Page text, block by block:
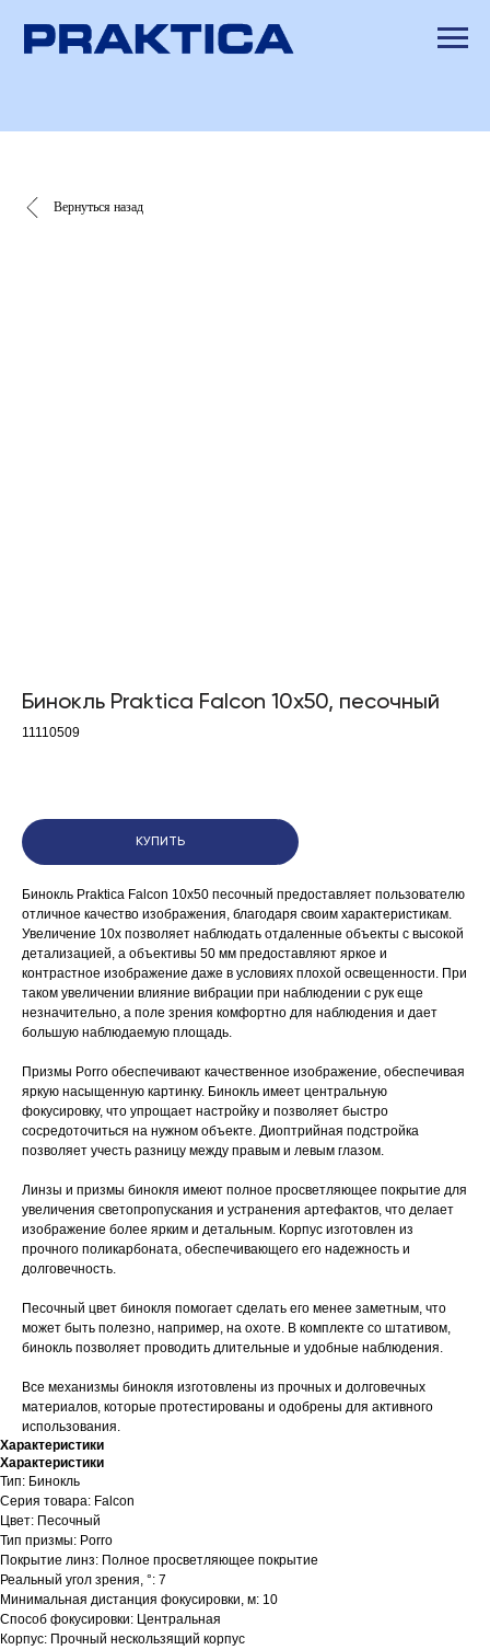
Вернуться назад
Бинокль Praktica Falcon 10x50, песочный
11110509
КУПИТЬ
Бинокль Praktica Falcon 10x50 песочный предоставляет пользователю
отличное качество изображения, благодаря своим характеристикам.
Увеличение 10х позволяет наблюдать отдаленные объекты с высокой
детализацией, а объективы 50 мм предоставляют яркое и
контрастное изображение даже в условиях плохой освещенности. При
таком увеличении влияние вибрации при наблюдении с рук еще
незначительно, а поле зрения комфортно для наблюдения и дает
большую наблюдаемую площадь.
Призмы Porro обеспечивают качественное изображение, обеспечивая
яркую насыщенную картинку. Бинокль имеет центральную
фокусировку, что упрощает настройку и позволяет быстро
сосредоточиться на нужном объекте. Диоптрийная подстройка
позволяет учесть разницу между правым и левым глазом.
Линзы и призмы бинокля имеют полное просветляющее покрытие для
увеличения светопропускания и устранения артефактов, что делает
изображение более ярким и детальным. Корпус изготовлен из
прочного поликарбоната, обеспечивающего его надежность и
долговечность.
Песочный цвет бинокля помогает сделать его менее заметным, что
может быть полезно, например, на охоте. В комплекте со штативом,
бинокль позволяет проводить длительные и удобные наблюдения.
Все механизмы бинокля изготовлены из прочных и долговечных
материалов, которые протестированы и одобрены для активного
использования.
Характеристики
Характеристики
Тип: Бинокль
Серия товара: Falcon
Цвет: Песочный
Тип призмы: Porro
Покрытие линз: Полное просветляющее покрытие
Реальный угол зрения, °: 7
Минимальная дистанция фокусировки, м: 10
Способ фокусировки: Центральная
Корпус: Прочный нескользящий корпус